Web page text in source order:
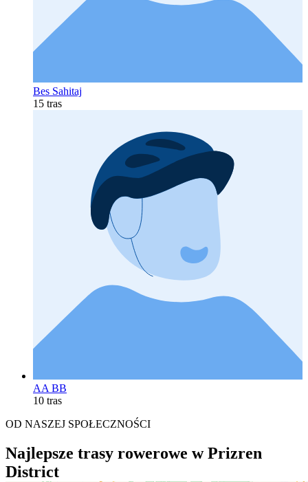
Bes Sahitaj
15 tras
AA BB
10 tras
OD NASZEJ SPOŁECZNOŚCI
Najlepsze trasy rowerowe w Prizren
District